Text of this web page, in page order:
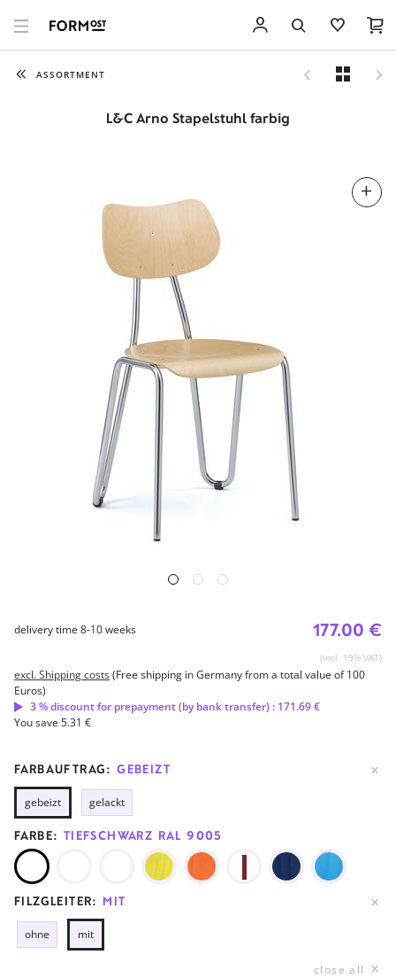
ASSORTMENT
L&C Arno Stapelstuhl farbig
177.00 €
(incl. 19% VAT)
delivery time 8-10 weeks
excl. Shipping costs(Free shipping in Germany from a total value of 100
Euros)
3 % discount for prepayment (by bank transfer) : 171.69 €
You save 5.31 €
FARBAUFTRAG:GEBEIZT
gebeizt gelackt
FARBE: TIEFSCHWARZ RAL 9005
FILZGLEITER: MIT
ohne mit
close all